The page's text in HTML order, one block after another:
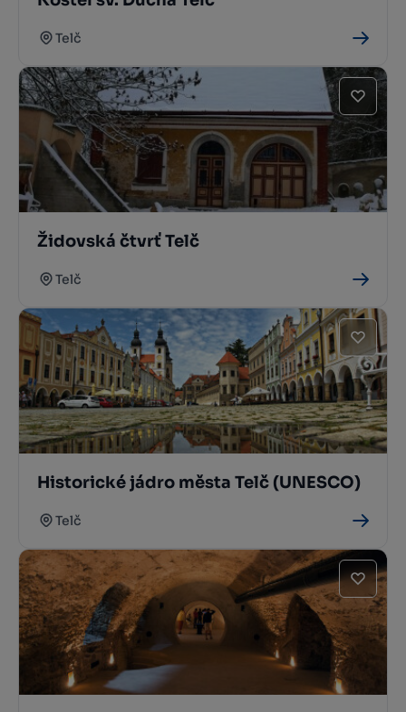
Telč
Židovská čtvrť Telč
Telč
Historické jádro města Telč (UNESCO)
Telč